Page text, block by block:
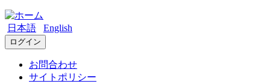
日本語 English
ログイン
お問合わせ
サイトポリシー